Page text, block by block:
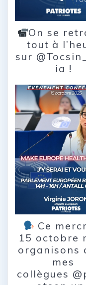
On se
tout à
sur
ia !
Ce
15 octobre
organisons
mes
collègues